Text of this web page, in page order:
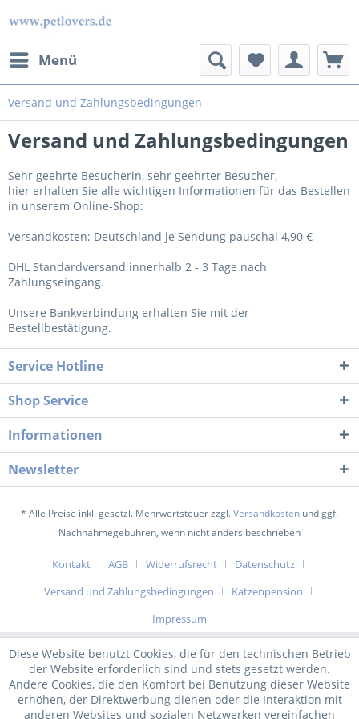
Menü
Versand und Zahlungsbedingungen
Versand und Zahlungsbedingungen
Sehr geehrte Besucherin, sehr geehrter Besucher,
hier erhalten Sie alle wichtigen Informationen für das Bestellen
in unserem Online-Shop:
Versandkosten: Deutschland je Sendung pauschal 4,90 €
DHL Standardversand innerhalb 2 - 3 Tage nach
Zahlungseingang.
Unsere Bankverbindung erhalten Sie mit der
Bestellbestätigung.
Service Hotline
Shop Service
Informationen
Newsletter
* Alle Preise inkl. gesetzl. Mehrwertsteuer zzgl.Versandkosten und ggf.
Nachnahmegebühren, wenn nicht anders beschrieben
Kontakt AGB Widerrufsrecht
Datenschutz
Versand und Zahlungsbedingungen
Katzenpension
Impressum
Diese Website benutzt Cookies, die für den technischen Betrieb
der Website erforderlich sind und stets gesetzt werden.
Andere Cookies, die den Komfort bei Benutzung dieser Website
erhöhen, der Direktwerbung dienen oder die Interaktion mit
anderen Websites und sozialen Netzwerken vereinfachen